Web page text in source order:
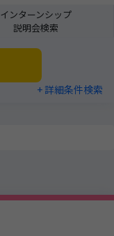
インターンシップ
説明会検索
+ 詳細条件検索